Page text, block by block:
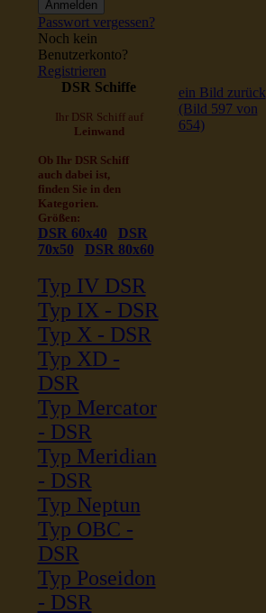
Passwort vergessen?
Noch kein
Benutzerkonto?
Registrieren
DSR Schiffe
Ihr DSR Schiff auf
Leinwand
Ob Ihr DSR Schiff
auch dabei ist,
finden Sie in den
Kategorien.
Größen:
DSR 60x40
DSR
70x50
DSR 80x60
Typ IV DSR
Typ IX - DSR
Typ X - DSR
Typ XD -
DSR
Typ Mercator
- DSR
Typ Meridian
- DSR
Typ Neptun
Typ OBC -
DSR
Typ Poseidon
- DSR
ein Bild zurück
(Bild 597 von
654)